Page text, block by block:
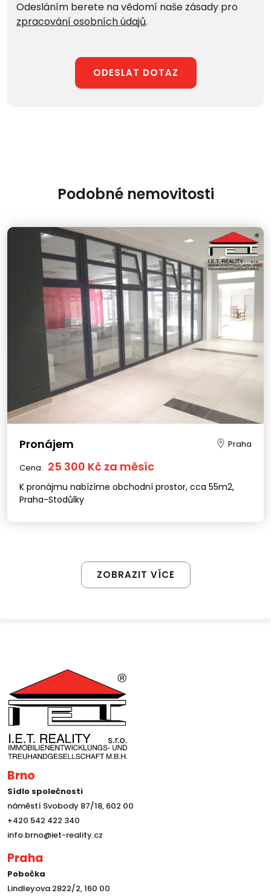
Odesláním berete na vědomí naše zásady pro
zpracování osobních údajů.
ODESLAT DOTAZ
Podobné nemovitosti
Pronájem Praha
Cena: 25 300 Kč za měsíc
K pronájmu nabízíme obchodní prostor, cca 55m2,
Praha-Stodůlky
ZOBRAZIT VÍCE
Brno
Sídlo společnosti
náměstí Svobody 87/18, 602 00
+420 542 422 340
info.brno@iet-reality.cz
Praha
Pobočka
Lindleyova 2822/2, 160 00